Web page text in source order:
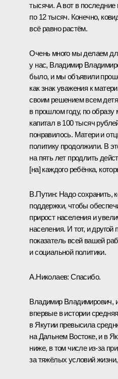
тысячи. А вот в
по 12 тысяч. Конечно,
всё равно растём.
Очень много мы делаем
у нас, Владимир
было, и мы объявили
как знак уважения к
своим решением всем
в прошлом году, по образу
капитал в 100 тысяч
понравилось. Матери и
политику продолжили. В
на пять лет продлить
[на] каждого ребёнка,
В.Путин: Надо сохранить,
поддержки, чтобы
прирост населения и
населения. И тот, и другой
показатель всей вашей
и социальной политики.
А.Николаев: Спасибо.
Владимир Владимирович,
впервые в истории
в Якутии превысила
на Дальнем Востоке, и в
ниже, в том числе из-за
за тяжёлых условий жизни,